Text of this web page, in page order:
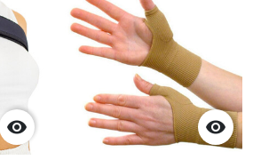
 